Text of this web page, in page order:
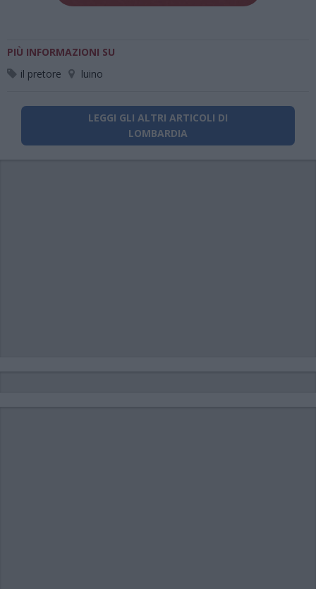
PIÙ INFORMAZIONI SU
il pretore
luino
LEGGI GLI ALTRI ARTICOLI DI
LOMBARDIA